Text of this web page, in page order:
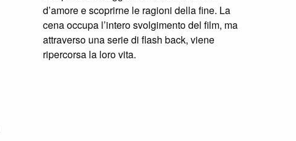
d’amore e scoprirne le ragioni della fine. La
cena occupa l’intero svolgimento del film, ma
attraverso una serie di flash back, viene
ripercorsa la loro vita.